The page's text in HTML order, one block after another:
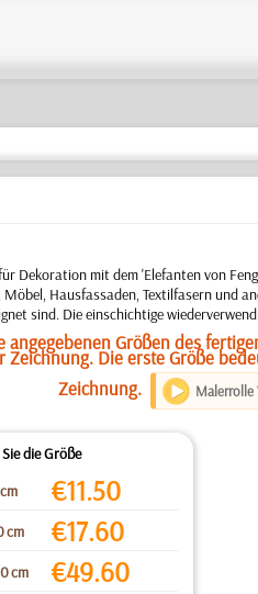
Dekoration mit dem 'Elefanten von
Möbel, Hausfassaden, Textilfasern und
sind. Die einschichtige
angegebenen Größen des
Zeichnung. Die erste Größe
Zeichnung.
Malerrolle
die Größe
€11.50
cm €17.60
cm €49.60